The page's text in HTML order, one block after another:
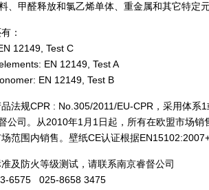
、甲醛释放和氯乙烯单体、重金属和其它特定元
：
12149, Test C
EN 12149, Test A
EN 12149, Test B
法规CPR : No.305/2011/EU-CPR，采用体系
公司。从2010年1月1日起，所有在欧盟市场销
范围内销售。壁纸CE认证根据
及防火等级测试，请联系南京睿督公司
6575 025-8658 3475